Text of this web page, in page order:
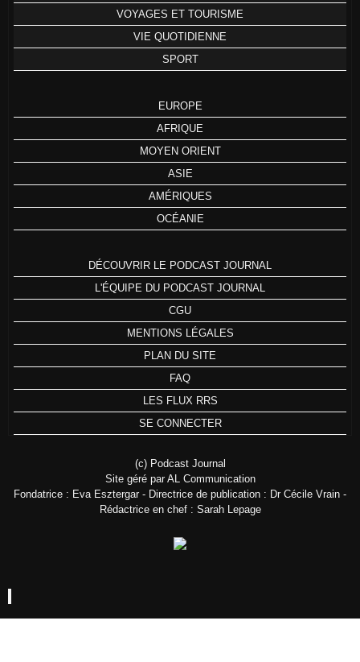
VOYAGES ET TOURISME
VIE QUOTIDIENNE
SPORT
EUROPE
AFRIQUE
MOYEN ORIENT
ASIE
AMÉRIQUES
OCÉANIE
DÉCOUVRIR LE PODCAST JOURNAL
L'ÉQUIPE DU PODCAST JOURNAL
CGU
MENTIONS LÉGALES
PLAN DU SITE
FAQ
LES FLUX RRS
SE CONNECTER
(c) Podcast Journal
Site géré par AL Communication
Fondatrice : Eva Esztergar - Directrice de publication : Dr Cécile Vrain -
Rédactrice en chef : Sarah Lepage